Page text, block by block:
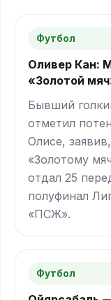
Футбол
Оливер Кан:
«Золотой
Бывший
отметил
Олисе,
«Золотому
отдал 25
полуфинал
«ПСЖ».
Футбол